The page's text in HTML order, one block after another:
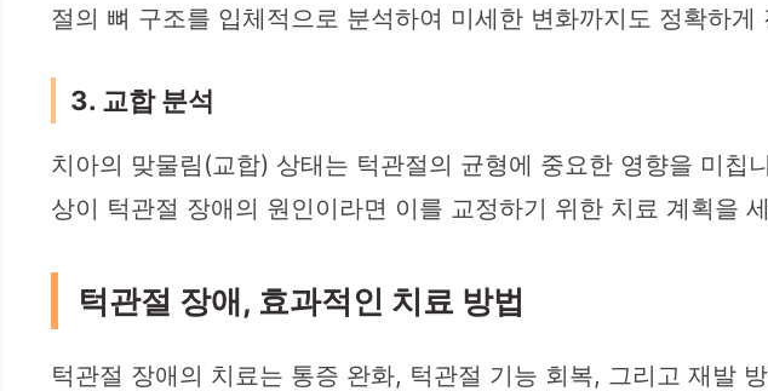
절의 뼈 구조를 입체적으로 분석하여 미세한 변화까지도 정확하게
3. 교합 분석
치아의 맞물림(교합) 상태는 턱관절의 균형에 중요한 영향을 미
상이 턱관절 장애의 원인이라면 이를 교정하기 위한 치료 계획을
턱관절 장애, 효과적인 치료 방법
턱관절 장애의 치료는 통증 완화, 턱관절 기능 회복, 그리고 재발